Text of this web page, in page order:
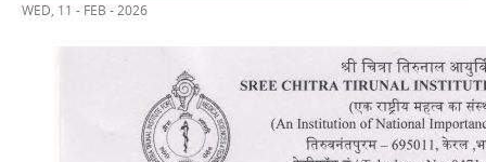
WED, 11 - FEB - 2026